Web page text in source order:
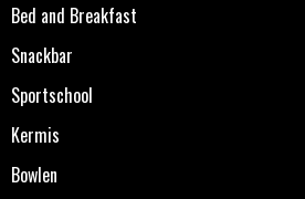
Bed and Breakfast
Snackbar
Sportschool
Kermis
Bowlen